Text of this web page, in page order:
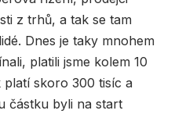
z trhů, a tak se tam
Dnes je taky mnohem
platili jsme kolem 10
platí skoro 300 tisíc a
částku byli na start